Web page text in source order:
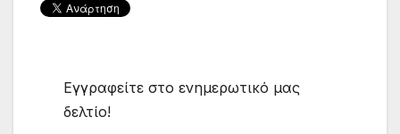
Εγγραφείτε στο ενημερωτικό μας
δελτίο!